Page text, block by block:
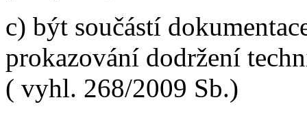
c) být součástí
prokazování dodržení
( vyhl. 268/2009 Sb.)